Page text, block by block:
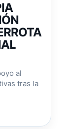
al
tras la